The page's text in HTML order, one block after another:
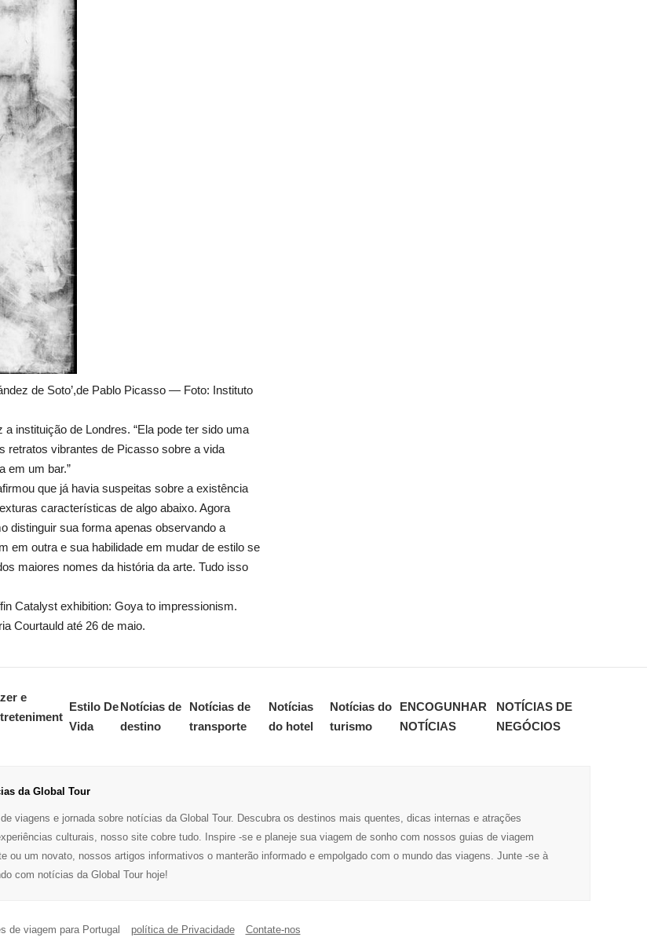
de Soto’,de Pablo Picasso — Foto: Instituto
instituição de Londres. “Ela pode ter sido uma
retratos vibrantes de Picasso sobre a vida
em um bar.”
que já havia suspeitas sobre a existência
características de algo abaixo. Agora
distinguir sua forma apenas observando a
em outra e sua habilidade em mudar de estilo se
maiores nomes da história da arte. Tudo isso
Catalyst exhibition: Goya to impressionism.
Courtauld até 26 de maio.
e
Estilo De
Vida
Notícias de
destino
Notícias de
transporte
Notícias
do hotel
Notícias do
turismo
ENCOGUNHAR
NOTÍCIAS
NOTÍCIAS DE
NEGÓCIOS
da Global Tour
viagens e jornada sobre notícias da Global Tour. Descubra os destinos mais quentes, dicas internas e atrações
culturais, nosso site cobre tudo. Inspire -se e planeje sua viagem de sonho com nossos guias de viagem
um novato, nossos artigos informativos o manterão informado e empolgado com o mundo das viagens. Junte -se à
com notícias da Global Tour hoje!
de viagem para Portugal política de Privacidade Contate-nos